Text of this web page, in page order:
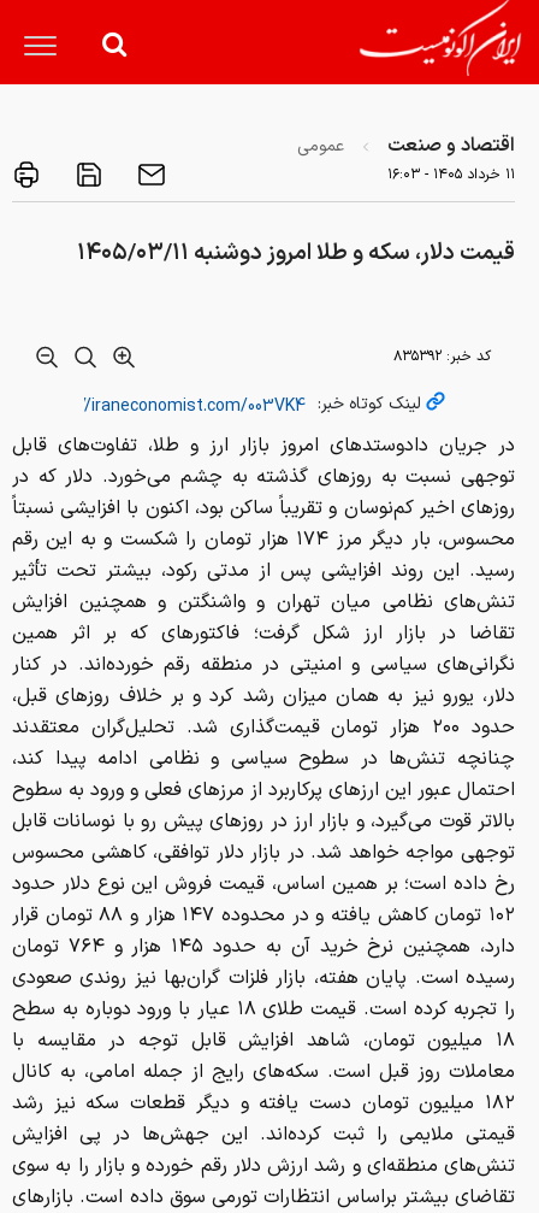
اقتصاد و صنعت عمومی
۱۱ خرداد ۱۴۰۵ - ۱۶:۰۳
قیمت دلار، سکه و طلا امروز دوشنبه ۱۴۰۵/۰۳/۱۱
کد خبر: ۸۳۵۳۹۲
لینک کوتاه خبر:
در جریان دادوستدهای امروز بازار ارز و طلا، تفاوت‌های قابل
توجهی نسبت به روزهای گذشته به چشم می‌خورد. دلار که در
روزهای اخیر کم‌نوسان و تقریباً ساکن بود، اکنون با افزایشی نسبتاً
محسوس، بار دیگر مرز ۱۷۴ هزار تومان را شکست و به این رقم
رسید. این روند افزایشی پس از مدتی رکود، بیشتر تحت تأثیر
تنش‌های نظامی میان تهران و واشنگتن و همچنین افزایش
تقاضا در بازار ارز شکل گرفت؛ فاکتورهای که بر اثر همین
نگرانی‌های سیاسی و امنیتی در منطقه رقم خورده‌اند. در کنار
دلار، یورو نیز به همان میزان رشد کرد و بر خلاف روزهای قبل،
حدود ۲۰۰ هزار تومان قیمت‌گذاری شد. تحلیل‌گران معتقدند
چنانچه تنش‌ها در سطوح سیاسی و نظامی ادامه پیدا کند،
احتمال عبور این ارزهای پرکاربرد از مرزهای فعلی و ورود به سطوح
بالاتر قوت می‌گیرد، و بازار ارز در روزهای پیش رو با نوسانات قابل
توجهی مواجه خواهد شد. در بازار دلار توافقی، کاهشی محسوس
رخ داده است؛ بر همین اساس، قیمت فروش این نوع دلار حدود
۱۰۲ تومان کاهش یافته و در محدوده ۱۴۷ هزار و ۸۸ تومان قرار
دارد، همچنین نرخ خرید آن به حدود ۱۴۵ هزار و ۷۶۴ تومان
رسیده است. پایان هفته، بازار فلزات گران‌بها نیز روندی صعودی
را تجربه کرده است. قیمت طلای ۱۸ عیار با ورود دوباره به سطح
۱۸ میلیون تومان، شاهد افزایش قابل توجه در مقایسه با
معاملات روز قبل است. سکه‌های رایج از جمله امامی، به کانال
۱۸۲ میلیون تومان دست یافته و دیگر قطعات سکه نیز رشد
قیمتی ملایمی را ثبت کرده‌اند. این جهش‌ها در پی افزایش
تنش‌های منطقه‌ای و رشد ارزش دلار رقم خورده و بازار را به سوی
تقاضای بیشتر براساس انتظارات تورمی سوق داده است. بازارهای